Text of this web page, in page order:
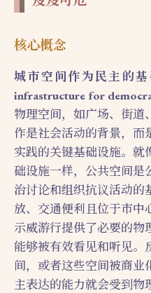
核心概念
城市空间作为民主的基
infrastructure for
物理空间，如广场、街道
作是社会活动的背景，而
实践的关键基础设施。就
础设施一样，公共空间是
治讨论和组织抗议活动的
放、交通便利且位于市中
示威游行提供了必要的物
能够被有效看见和听见。
间，或者这些空间被商业
主表达的能力就会受到